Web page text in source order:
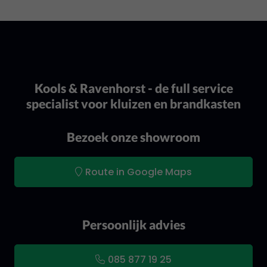
Kools & Ravenhorst - de full service
specialist voor kluizen en brandkasten
Bezoek onze showroom
Route in Google Maps
Persoonlijk advies
085 877 19 25